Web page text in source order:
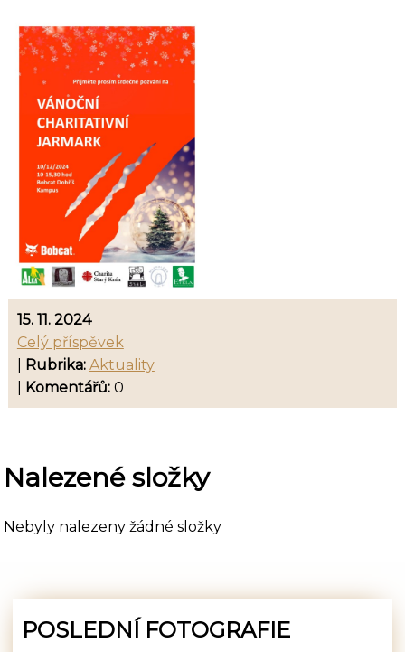
15. 11. 2024
Celý příspěvek
Rubrika: Aktuality
Komentářů: 0
Nalezené složky
Nebyly nalezeny žádné složky
POSLEDNÍ FOTOGRAFIE